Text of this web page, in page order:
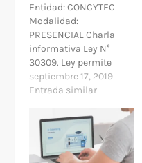
Entidad: CONCYTEC
Modalidad:
PRESENCIAL Charla
informativa Ley N°
30309. Ley permite
deducir hasta el 175%
del Impuesto a la Renta
incurridos Cabe indicar
desde el 2016 está
vigente la Ley Nº
30309, la cual concede
septiembre 17, 2019
Entrada similar